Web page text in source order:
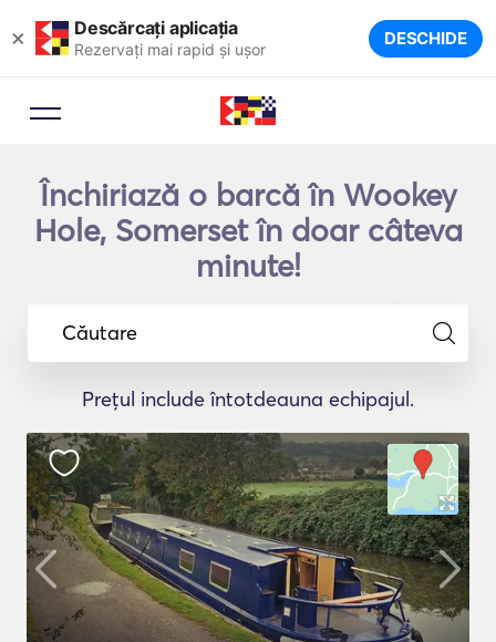
× Descărcați aplicația
Rezervați mai rapid și ușor DESCHIDE
Închiriază o barcă în Wookey
Hole, Somerset în doar câteva
minute!
Căutare
Prețul include întotdeauna echipajul.